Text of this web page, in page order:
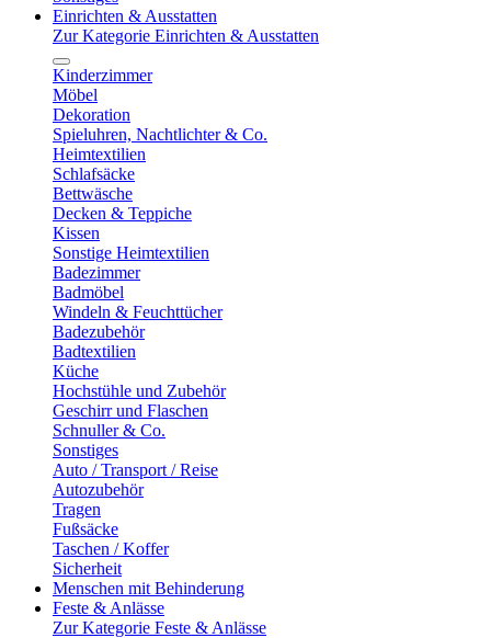
Einrichten & Ausstatten
Zur Kategorie Einrichten & Ausstatten
Kinderzimmer
Möbel
Dekoration
Spieluhren, Nachtlichter & Co.
Heimtextilien
Schlafsäcke
Bettwäsche
Decken & Teppiche
Kissen
Sonstige Heimtextilien
Badezimmer
Badmöbel
Windeln & Feuchttücher
Badezubehör
Badtextilien
Küche
Hochstühle und Zubehör
Geschirr und Flaschen
Schnuller & Co.
Sonstiges
Auto / Transport / Reise
Autozubehör
Tragen
Fußsäcke
Taschen / Koffer
Sicherheit
Menschen mit Behinderung
Feste & Anlässe
Zur Kategorie Feste & Anlässe